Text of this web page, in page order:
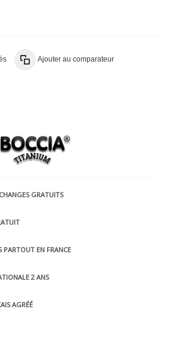
Ajouter au comparateur
GRATUITS
PARTOUT EN FRANCE
2 ANS
AGRÉÉ